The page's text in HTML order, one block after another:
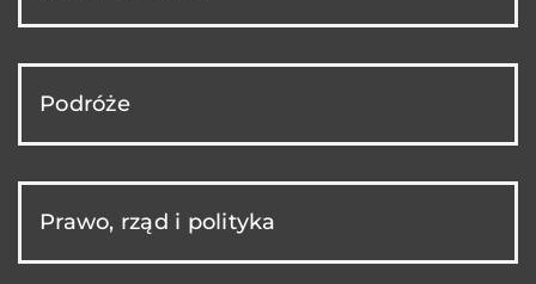
Podróże
Prawo, rząd i polityka